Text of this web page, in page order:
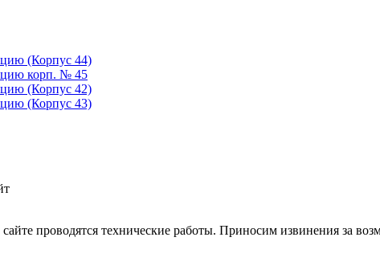
(Корпус 44)
корп. № 45
(Корпус 42)
(Корпус 43)
проводятся технические работы. Приносим извинения за